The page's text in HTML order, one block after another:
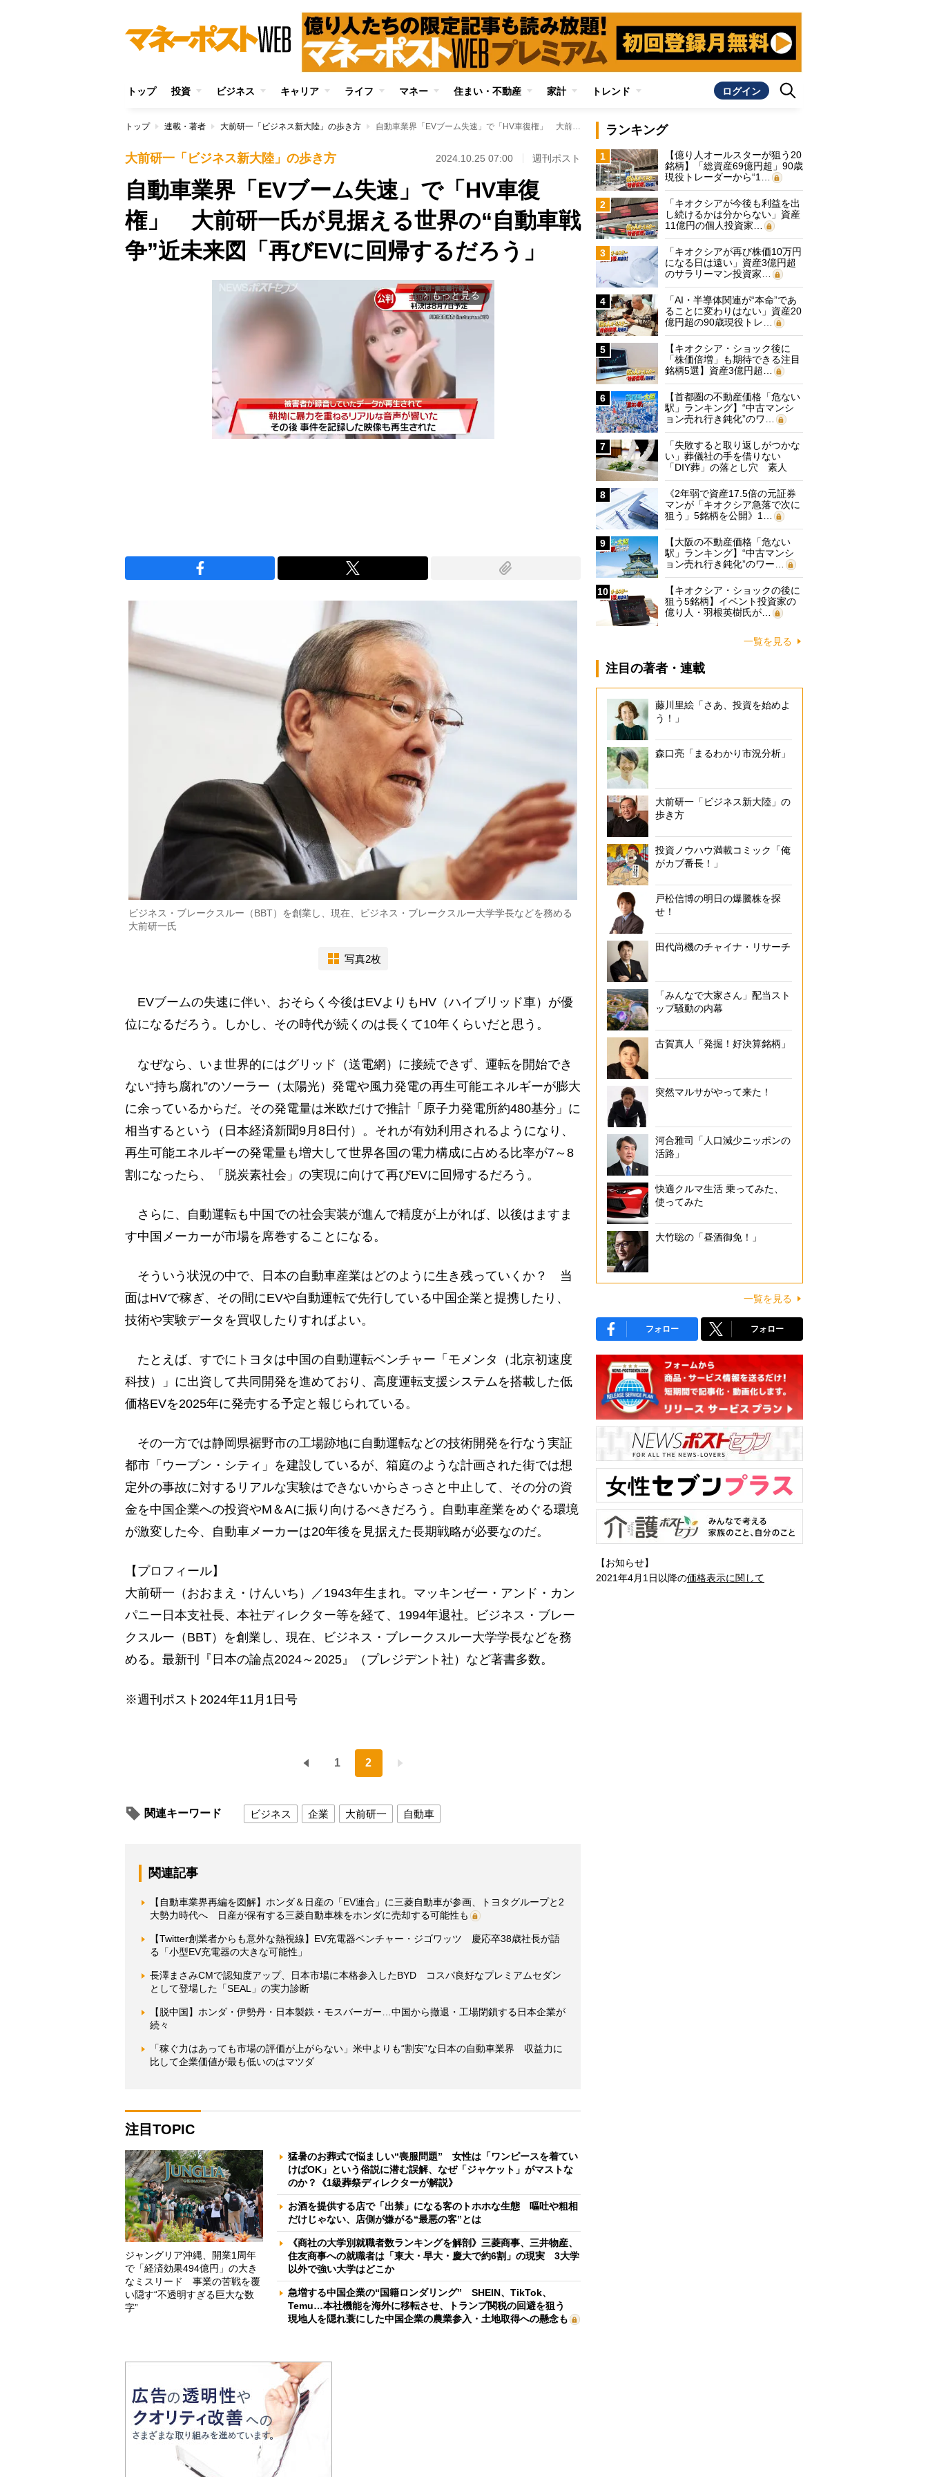
トップ 投資 ビジネス キャリア ライフ マネー 住まい・不動産 家計 トレンド ログイン
トップ 連載・著者 大前研一「ビジネス新大陸」の歩き方 自動車業界「EVブーム失速」で「HV車復権」 大前研一氏が見据える世界の“自動車戦争”近未来図「再びEVに回帰するだろう」
大前研一「ビジネス新大陸」の歩き方 2024.10.25 07:00 週刊ポスト
自動車業界「EVブーム失速」で「HV車復
権」 大前研一氏が見据える世界の“自動車戦
争”近未来図「再びEVに回帰するだろう」
arrow_forward_ios もっと見る
ビジネス・ブレークスルー（BBT）を創業し、現在、ビジネス・ブレークスルー大学学長などを務める
大前研一氏
写真2枚
EVブームの失速に伴い、おそらく今後はEVよりもHV（ハイブリッド車）が優
位になるだろう。しかし、その時代が続くのは長くて10年くらいだと思う。
なぜなら、いま世界的にはグリッド（送電網）に接続できず、運転を開始でき
ない“持ち腐れ”のソーラー（太陽光）発電や風力発電の再生可能エネルギーが膨大
に余っているからだ。その発電量は米欧だけで推計「原子力発電所約480基分」に
相当するという（日本経済新聞9月8日付）。それが有効利用されるようになり、
再生可能エネルギーの発電量も増大して世界各国の電力構成に占める比率が7～8
割になったら、「脱炭素社会」の実現に向けて再びEVに回帰するだろう。
さらに、自動運転も中国での社会実装が進んで精度が上がれば、以後はますま
す中国メーカーが市場を席巻することになる。
そういう状況の中で、日本の自動車産業はどのように生き残っていくか？ 当
面はHVで稼ぎ、その間にEVや自動運転で先行している中国企業と提携したり、
技術や実験データを買収したりすればよい。
たとえば、すでにトヨタは中国の自動運転ベンチャー「モメンタ（北京初速度
科技）」に出資して共同開発を進めており、高度運転支援システムを搭載した低
価格EVを2025年に発売する予定と報じられている。
その一方では静岡県裾野市の工場跡地に自動運転などの技術開発を行なう実証
都市「ウーブン・シティ」を建設しているが、箱庭のような計画された街では想
定外の事故に対するリアルな実験はできないからさっさと中止して、その分の資
金を中国企業への投資やM＆Aに振り向けるべきだろう。自動車産業をめぐる環境
が激変した今、自動車メーカーは20年後を見据えた長期戦略が必要なのだ。
【プロフィール】
大前研一（おおまえ・けんいち）／1943年生まれ。マッキンゼー・アンド・カン
パニー日本支社長、本社ディレクター等を経て、1994年退社。ビジネス・ブレー
クスルー（BBT）を創業し、現在、ビジネス・ブレークスルー大学学長などを務
める。最新刊『日本の論点2024～2025』（プレジデント社）など著書多数。
※週刊ポスト2024年11月1日号
1 2
関連キーワード ビジネス 企業 大前研一 自動車
関連記事
【自動車業界再編を図解】ホンダ＆日産の「EV連合」に三菱自動車が参画、トヨタグループと2
大勢力時代へ 日産が保有する三菱自動車株をホンダに売却する可能性も
【Twitter創業者からも意外な熱視線】EV充電器ベンチャー・ジゴワッツ 慶応卒38歳社長が語
る「小型EV充電器の大きな可能性」
長澤まさみCMで認知度アップ、日本市場に本格参入したBYD コスパ良好なプレミアムセダン
として登場した「SEAL」の実力診断
【脱中国】ホンダ・伊勢丹・日本製鉄・モスバーガー…中国から撤退・工場閉鎖する日本企業が
続々
「稼ぐ力はあっても市場の評価が上がらない」米中よりも“割安”な日本の自動車業界 収益力に
比して企業価値が最も低いのはマツダ
注目TOPIC
ジャングリア沖縄、開業1周年
で「経済効果494億円」の大き
なミスリード 事業の苦戦を覆
い隠す“不透明すぎる巨大な数
字”
猛暑のお葬式で悩ましい“喪服問題” 女性は「ワンピースを着てい
けばOK」という俗説に潜む誤解、なぜ「ジャケット」がマストな
のか？《1級葬祭ディレクターが解説》
お酒を提供する店で「出禁」になる客のトホホな生態 嘔吐や粗相
だけじゃない、店側が嫌がる“最悪の客”とは
《商社の大学別就職者数ランキングを解剖》三菱商事、三井物産、
住友商事への就職者は「東大・早大・慶大で約6割」の現実 3大学
以外で強い大学はどこか
急増する中国企業の“国籍ロンダリング” SHEIN、TikTok、
Temu…本社機能を海外に移転させ、トランプ関税の回避を狙う
現地人を隠れ蓑にした中国企業の農業参入・土地取得への懸念も
ランキング
1
【億り人オールスターが狙う20
銘柄】「総資産69億円超」90歳
現役トレーダーから“1…
2
「キオクシアが今後も利益を出
し続けるかは分からない」資産
11億円の個人投資家…
3
「キオクシアが再び株価10万円
になる日は遠い」資産3億円超
のサラリーマン投資家…
4
「AI・半導体関連が“本命”であ
ることに変わりはない」資産20
億円超の90歳現役トレ…
5
【キオクシア・ショック後に
「株価倍増」も期待できる注目
銘柄5選】資産3億円超…
6
【首都圏の不動産価格「危ない
駅」ランキング】“中古マンシ
ョン売れ行き鈍化”のワ…
7
「失敗すると取り返しがつかな
い」葬儀社の手を借りない
「DIY葬」の落とし穴 素人
に…
8
《2年弱で資産17.5倍の元証券
マンが「キオクシア急落で次に
狙う」5銘柄を公開》1…
9
【大阪の不動産価格「危ない
駅」ランキング】“中古マンシ
ョン売れ行き鈍化”のワー…
10
【キオクシア・ショックの後に
狙う5銘柄】イベント投資家の
億り人・羽根英樹氏が…
一覧を見る
注目の著者・連載
藤川里絵「さあ、投資を始めよ
う！」
森口亮「まるわかり市況分析」
大前研一「ビジネス新大陸」の
歩き方
投資ノウハウ満載コミック「俺
がカブ番長！」
戸松信博の明日の爆騰株を探
せ！
田代尚機のチャイナ・リサーチ
「みんなで大家さん」配当スト
ップ騒動の内幕
古賀真人「発掘！好決算銘柄」
突然マルサがやって来た！
河合雅司「人口減少ニッポンの
活路」
快適クルマ生活 乗ってみた、
使ってみた
大竹聡の「昼酒御免！」
一覧を見る
フォロー フォロー
【お知らせ】
2021年4月1日以降の価格表示に関して